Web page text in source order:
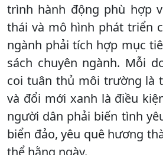
trình hành động phù hợp
thái và mô hình phát triển
ngành phải tích hợp mục
sách chuyên ngành. Mỗi
coi tuân thủ môi trường là
và đổi mới xanh là điều
người dân phải biến tình
biển đảo, yêu quê hương
thể hằng ngày.